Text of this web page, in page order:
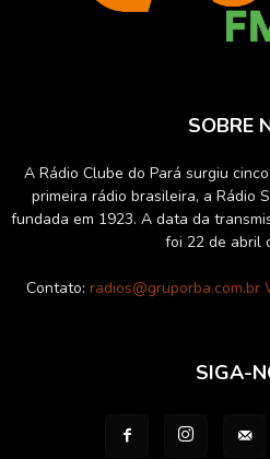
SOBRE
A Rádio Clube do Pará surgiu
primeira rádio brasileira, a Rádio
fundada em 1923. A data da
foi 22 de abril
Contato:
SIGA-